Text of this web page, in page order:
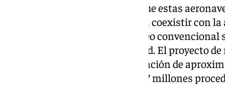
as pruebas buscan confirmar que estas
totalmente autónomas, pueden coexistir con
aeropuertos y con el tráfico aéreo
máximas garantías de seguridad. El proyecto
‘OperA’ cuenta con una financiación de
euros, de los cuales cerca de 5,97 millones